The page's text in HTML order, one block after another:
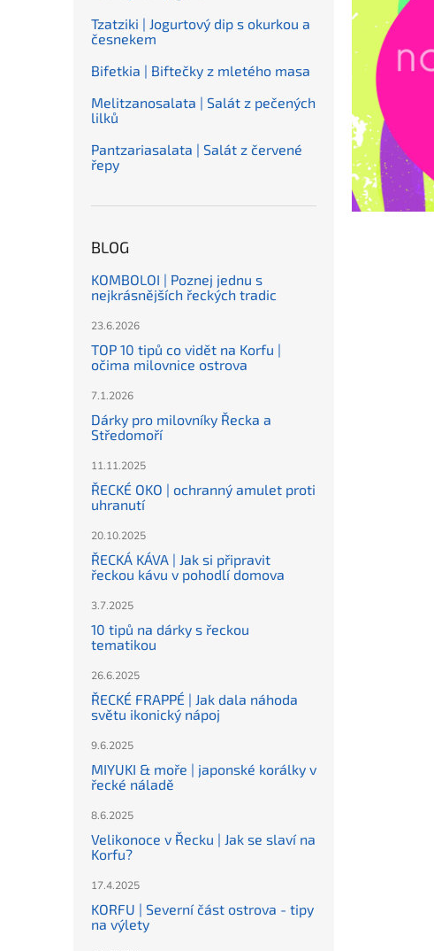
Tzatziki | Jogurtový dip s okurkou a
česnekem
Bifetkia | Biftečky z mletého masa
Melitzanosalata | Salát z pečených
lilků
Pantzariasalata | Salát z červené
řepy
BLOG
KOMBOLOI | Poznej jednu s
nejkrásnějších řeckých tradic
23.6.2026
TOP 10 tipů co vidět na Korfu |
očima milovnice ostrova
7.1.2026
Dárky pro milovníky Řecka a
Středomoří
11.11.2025
ŘECKÉ OKO | ochranný amulet proti
uhranutí
20.10.2025
ŘECKÁ KÁVA | Jak si připravit
řeckou kávu v pohodlí domova
3.7.2025
10 tipů na dárky s řeckou
tematikou
26.6.2025
ŘECKÉ FRAPPÉ | Jak dala náhoda
světu ikonický nápoj
9.6.2025
MIYUKI & moře | japonské korálky v
řecké náladě
8.6.2025
Velikonoce v Řecku | Jak se slaví na
Korfu?
17.4.2025
KORFU | Severní část ostrova - tipy
na výlety